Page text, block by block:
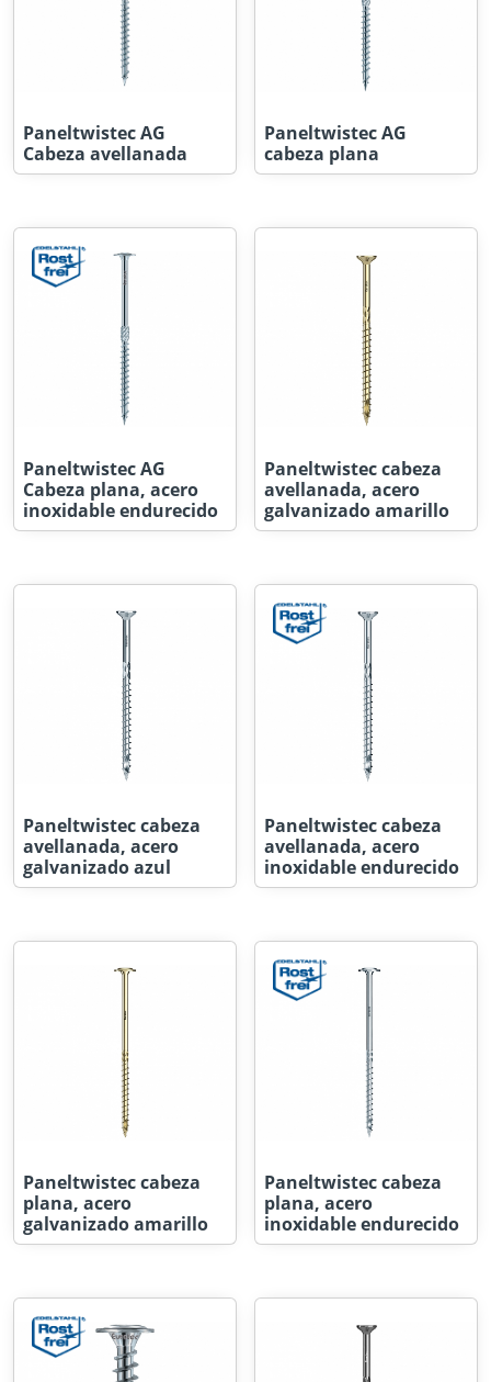
Paneltwistec AG
Cabeza avellanada
Paneltwistec AG
cabeza plana
Paneltwistec AG
Cabeza plana, acero
inoxidable endurecido
Paneltwistec cabeza
avellanada, acero
galvanizado amarillo
Paneltwistec cabeza
avellanada, acero
galvanizado azul
Paneltwistec cabeza
avellanada, acero
inoxidable endurecido
Paneltwistec cabeza
plana, acero
galvanizado amarillo
Paneltwistec cabeza
plana, acero
inoxidable endurecido